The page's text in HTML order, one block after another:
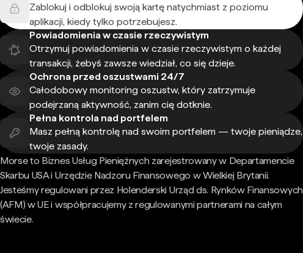
Zablokuj i odblokuj swoją kartę natychmiast z poziomu
aplikacji, kiedy tylko potrzebujesz.
Powiadomienia w czasie rzeczywistym
Otrzymuj powiadomienia w czasie rzeczywistym o każdej
transakcji, żebyś zawsze wiedział, co się dzieje.
Ochrona przed oszustwami 24/7
Całodobowy monitoring oszustw, który zatrzymuje
podejrzaną aktywność, zanim cię dotknie.
Pełna kontrola nad portfelem
Masz pełną kontrolę nad swoim portfelem — twoje pieniądze,
twoje zasady.
Morse to Biznes Usług Pieniężnych zarejestrowany w Departamencie
Skarbu USA i Urzędzie Nadzoru Finansowego w Wielkiej Brytanii.
Jesteśmy regulowani przez Holenderski Urząd ds. Rynków Finansowych
(AFM) w UE i współpracujemy z regulowanymi partnerami na całym
świecie.